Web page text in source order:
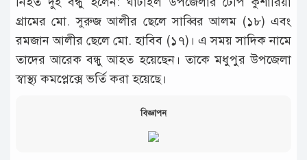
গ্রামের মো. সুরুজ আলীর ছেলে সাব্বির আলম (১৮) এবং
রমজান আলীর ছেলে মো. হাবিব (১৭)। এ সময় সাদিক নামে
তাদের আরেক বন্ধু আহত হয়েছেন। তাকে মধুপুর উপজেলা
স্বাস্থ্য কমপ্লেক্সে ভর্তি করা হয়েছে।
বিজ্ঞাপন